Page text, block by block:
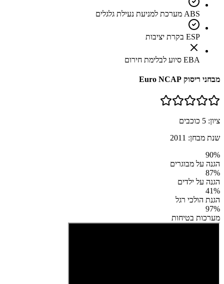
ABS מערכת למניעת נעילת גלגלים
ESP בקרת יציבות
EBA סיוע לבלימת חירום
מבחני ריסוק Euro NCAP
ציון: 5 כוכבים
שנת מבחן: 2011
90%
הגנה על מבוגרים
87%
הגנה על ילדים
41%
הגנת הולכי רגל
97%
מערכות בטיחות